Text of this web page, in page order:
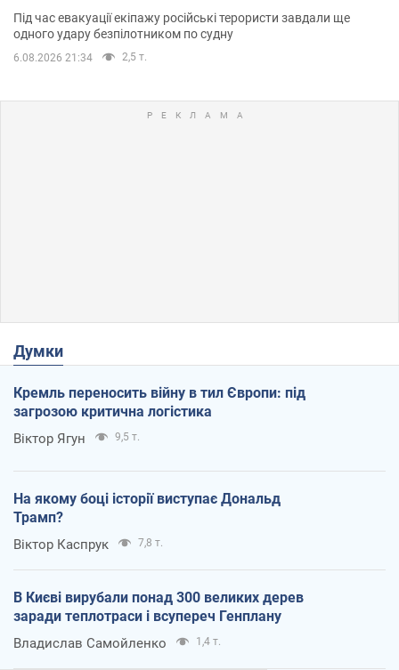
Під час евакуації екіпажу російські терористи завдали ще
одного удару безпілотником по судну
6.08.2026 21:34 2,5 т.
Думки
Кремль переносить війну в тил Європи: під
загрозою критична логістика
Віктор Ягун 9,5 т.
На якому боці історії виступає Дональд
Трамп?
Віктор Каспрук 7,8 т.
В Києві вирубали понад 300 великих дерев
заради теплотраси і всупереч Генплану
Владислав Самойленко 1,4 т.